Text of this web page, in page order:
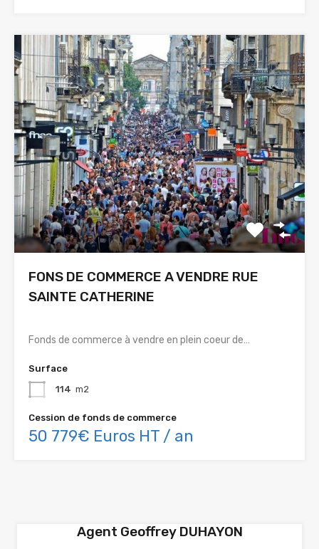
FONS DE COMMERCE A VENDRE RUE
SAINTE CATHERINE
Fonds de commerce à vendre en plein coeur de…
Surface
114 m2
Cession de fonds de commerce
50 779€ Euros HT / an
Agent Geoffrey DUHAYON